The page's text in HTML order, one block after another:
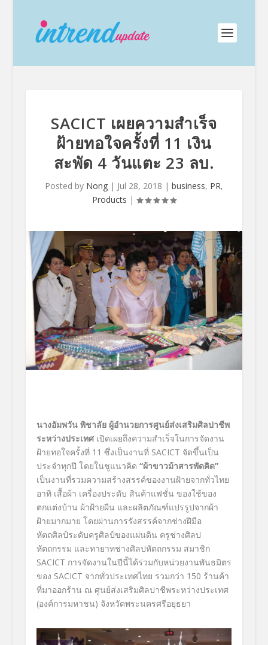
SACICT เผยความสำเร็จ
ฝ้ายทอใจครั้งที่ 11 เงิน
สะพัด 4 วันแตะ 23 ลบ.
Posted by Nong| Jul 28, 2018 | business, PR,
Products |
นางอัมพวัน พิชาลัย ผู้อำนวยการศูนย์ส่งเสริมศิลปาชีพ
ระหว่างประเทศเปิดเผยถึงความสำเร็จในการจัดงาน
ฝ้ายทอใจครั้งที่ 11 ซึ่งเป็นงานที่ SACICT จัดขึ้นเป็น
ประจำทุกปี โดยในชูแนวคิด “ผ้าขาวม้าสารพัดคิด”
เป็นงานที่รวมความสร้างสรรค์ของงานฝ้ายจากทั่วไทย
อาทิ เสื้อผ้า เครื่องประดับ สินค้าแฟชั่น ของใช้ของ
ตกแต่งบ้าน ผ้าฝ้ายผืน และผลิตภัณฑ์แปรรูปจากผ้า
ฝ้ายมากมาย โดยผ่านการรังสรรค์จากช่างฝีมือ
หัตถศิลป์ระดับครูศิลป์ของแผ่นดิน ครูช่างศิลป
หัตถกรรม และทายาทช่างศิลปหัตถกรรม สมาชิก
SACICT การจัดงานในปีนี้ได้ร่วมกับหน่วยงานพันธมิตร
ของ SACICT จากทั่วประเทศไทย รวมกว่า 150 ร้านค้า
ที่มาออกร้าน ณ ศูนย์ส่งเสริมศิลปาชีพระหว่างประเทศ
(องค์การมหาชน) จังหวัดพระนครศรีอยุธยา